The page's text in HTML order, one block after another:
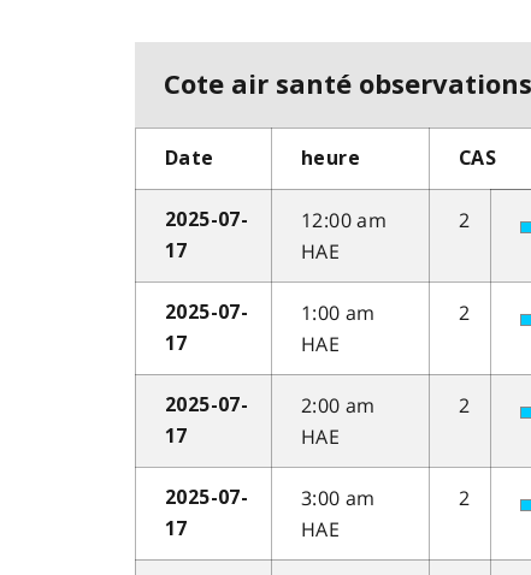
Cote air santé
Date heure CAS
2025-07-
17
12:00 am
HAE
2
2025-07-
17
1:00 am
HAE
2
2025-07-
17
2:00 am
HAE
2
2025-07-
17
3:00 am
HAE
2